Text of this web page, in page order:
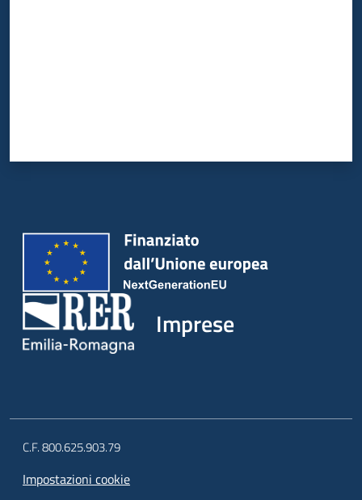
Imprese
C.F. 800.625.903.79
Impostazioni cookie